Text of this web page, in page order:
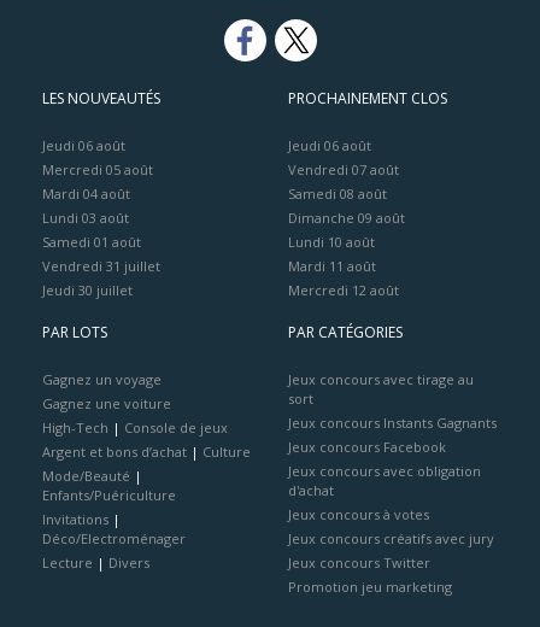
LES NOUVEAUTÉS
Jeudi 06 août
Mercredi 05 août
Mardi 04 août
Lundi 03 août
Samedi 01 août
Vendredi 31 juillet
Jeudi 30 juillet
PROCHAINEMENT CLOS
Jeudi 06 août
Vendredi 07 août
Samedi 08 août
Dimanche 09 août
Lundi 10 août
Mardi 11 août
Mercredi 12 août
PAR LOTS
Gagnez un voyage
Gagnez une voiture
High-Tech | Console de jeux
Argent et bons d’achat | Culture
Mode/Beauté |
Enfants/Puériculture
Invitations |
Déco/Electroménager
Lecture | Divers
PAR CATÉGORIES
Jeux concours avec tirage au
sort
Jeux concours Instants Gagnants
Jeux concours Facebook
Jeux concours avec obligation
d'achat
Jeux concours à votes
Jeux concours créatifs avec jury
Jeux concours Twitter
Promotion jeu marketing